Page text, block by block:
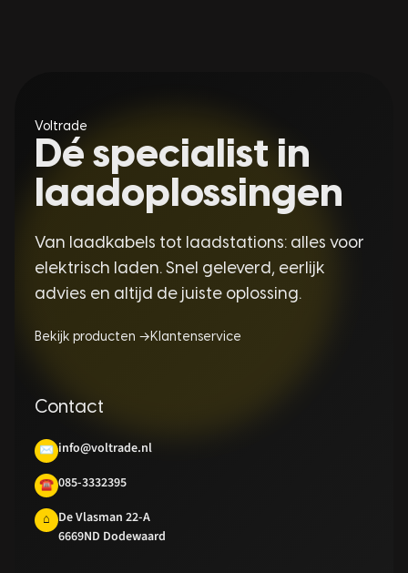
Voltrade
Dé specialist in
laadoplossingen
Van laadkabels tot laadstations: alles voor
elektrisch laden. Snel geleverd, eerlijk
advies en altijd de juiste oplossing.
Bekijk producten → Klantenservice
Contact
✉ info@voltrade.nl
☎ 085-3332395
⌂
De Vlasman 22-A
6669ND Dodewaard